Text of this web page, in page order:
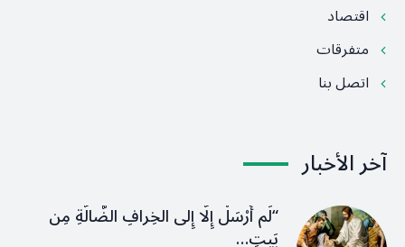
اقتصاد
متفرقات
اتصل بنا
آخر الأخبار
“لَم أُرْسَلْ إِلَّا إِلى الخِرافِ الضَّالَّةِ مِن
بَيتِ…